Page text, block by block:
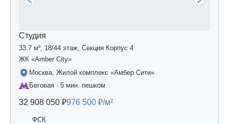
Студия
33.7 м², 18/44 этаж, Секция Корпус 4
ЖК «Amber Сity»
Москва, Жилой комплекс «Амбер Сити»
Беговая · 5 мин. пешком
32 908 050 ₽976 500 ₽/м²
ФСК